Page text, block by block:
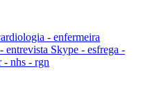
- enfermeira
entrevista Skype - esfrega -
- nhs - rgn